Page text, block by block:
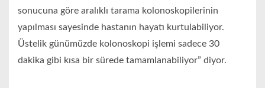
sonucuna göre aralıklı tarama kolonoskopilerinin
yapılması sayesinde hastanın hayatı kurtulabiliyor.
Üstelik günümüzde kolonoskopi işlemi sadece 30
dakika gibi kısa bir sürede tamamlanabiliyor” diyor.